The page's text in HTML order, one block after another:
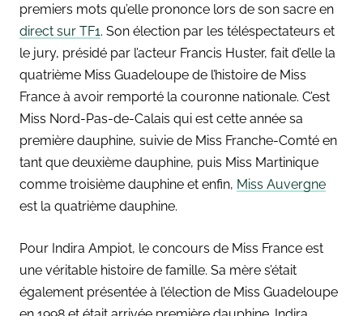
premiers mots qu’elle prononce lors de son sacre en
direct sur TF1. Son élection par les téléspectateurs et
le jury, présidé par l’acteur Francis Huster, fait d’elle la
quatrième Miss Guadeloupe de l’histoire de Miss
France à avoir remporté la couronne nationale. C’est
Miss Nord-Pas-de-Calais qui est cette année sa
première dauphine, suivie de Miss Franche-Comté en
tant que deuxième dauphine, puis Miss Martinique
comme troisième dauphine et enfin, Miss Auvergne
est la quatrième dauphine.
Pour Indira Ampiot, le concours de Miss France est
une véritable histoire de famille. Sa mère s’était
également présentée à l’élection de Miss Guadeloupe